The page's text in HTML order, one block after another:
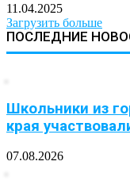
11.04.2025
Загрузить больше
ПОСЛЕДНИЕ
Школьники из
края
07.08.2026